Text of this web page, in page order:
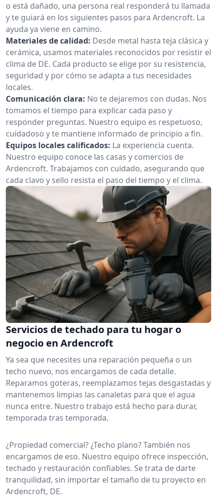
o está dañado, una persona real responderá tu llamada
y te guiará en los siguientes pasos para Ardencroft. La
ayuda ya viene en camino.
Materiales de calidad: Desde metal hasta teja clásica y
cerámica, usamos materiales reconocidos por resistir el
clima de DE. Cada producto se elige por su resistencia,
seguridad y por cómo se adapta a tus necesidades
locales.
Comunicación clara: No te dejaremos con dudas. Nos
tomamos el tiempo para explicar cada paso y
responder preguntas. Nuestro equipo es respetuoso,
cuidadoso y te mantiene informado de principio a fin.
Equipos locales calificados: La experiencia cuenta.
Nuestro equipo conoce las casas y comercios de
Ardencroft. Trabajamos con cuidado, asegurando que
cada clavo y sello resista el paso del tiempo y el clima.
Servicios de techado para tu hogar o
negocio en Ardencroft
Ya sea que necesites una reparación pequeña o un
techo nuevo, nos encargamos de cada detalle.
Reparamos goteras, reemplazamos tejas desgastadas y
mantenemos limpias las canaletas para que el agua
nunca entre. Nuestro trabajo está hecho para durar,
temporada tras temporada.
¿Propiedad comercial? ¿Techo plano? También nos
encargamos de eso. Nuestro equipo ofrece inspección,
techado y restauración confiables. Se trata de darte
tranquilidad, sin importar el tamaño de tu proyecto en
Ardencroft, DE.